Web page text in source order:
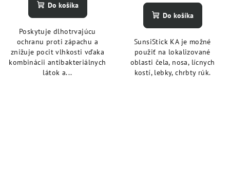
Do košíka
Poskytuje dlhotrvajúcu
ochranu proti zápachu a
znižuje pocit vlhkosti vďaka
kombinácii antibakteriálnych
látok a...
Do košíka
SunsiStick KA je možné
použiť na lokalizované
oblasti čela, nosa, lícnych
kostí, lebky, chrbty rúk.